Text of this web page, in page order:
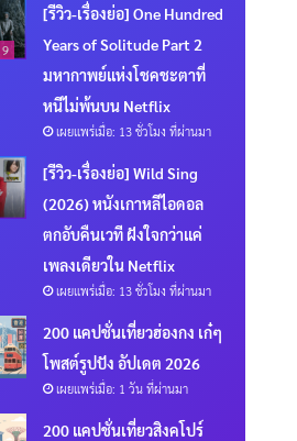
9
[รีวิว-เรื่องย่อ] One Hundred
Years of Solitude Part 2
มหากาพย์แห่งโชคชะตาที่
หนีไม่พ้นบน Netflix
เผยแพร่เมื่อ: 13 ชั่วโมง ที่ผ่านมา
[รีวิว-เรื่องย่อ] Wild Sing
(2026) หนังเกาหลีไอดอล
ตกอับคืนเวที ฝังใจกว่าแค่
เพลงเดียวใน Netflix
เผยแพร่เมื่อ: 13 ชั่วโมง ที่ผ่านมา
200 แคปชั่นเที่ยวฮ่องกง เก๋ๆ
โพสต์รูปปัง อัปเดต 2026
เผยแพร่เมื่อ: 1 วัน ที่ผ่านมา
200 แคปชั่นเที่ยวสิงคโปร์